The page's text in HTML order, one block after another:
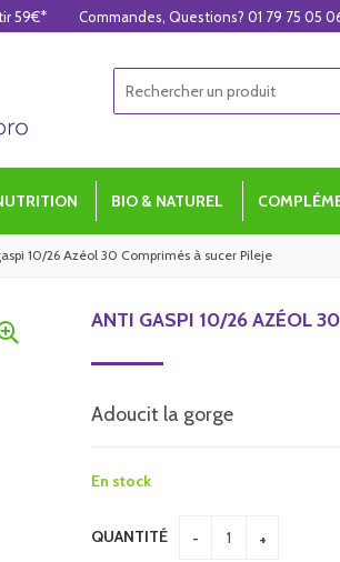
BIO & NATUREL
10/26 Azéol 30 Comprimés à sucer Pileje
ANTI GASPI 10/26 AZÉOL
Adoucit la gorge
En stock
QUANTITÉ
59€* Commandes, Questions? 01 79 75 05